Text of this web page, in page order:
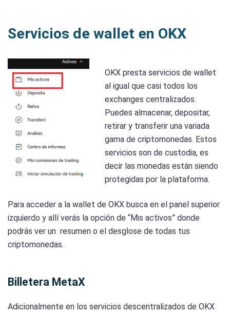
Servicios de wallet en OKX
OKX presta servicios de wallet
al igual que casi todos los
exchanges centralizados.
Puedes almacenar, depositar,
retirar y transferir una variada
gama de criptomonedas. Estos
servicios son de custodia, es
decir las monedas están siendo
protegidas por la plataforma.
Para acceder a la wallet de OKX busca en el panel superior
izquierdo y allí verás la opción de “Mis activos” donde
podrás ver un resumen o el desglose de todas tus
criptomonedas.
Billetera MetaX
Adicionalmente en los servicios descentralizados de OKX